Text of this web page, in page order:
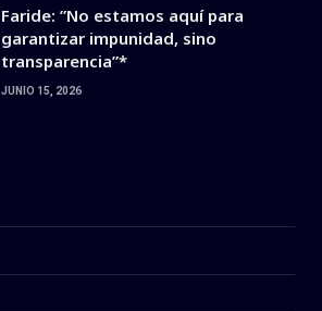
Faride: ”No estamos aquí para
garantizar impunidad, sino
transparencia”*
JUNIO 15, 2026